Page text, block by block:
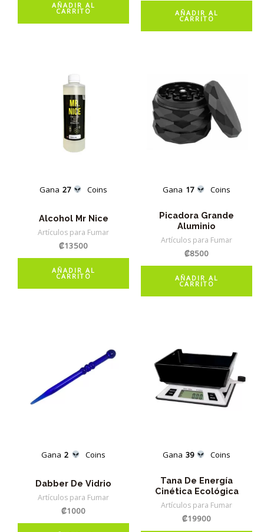
AÑADIR AL
CARRITO AÑADIR AL
CARRITO
Gana 27 Coins
Alcohol Mr Nice
Artículos para Fumar
₡13500
AÑADIR AL
CARRITO
Gana 17 Coins
Picadora Grande
Aluminio
Artículos para Fumar
₡8500
AÑADIR AL
CARRITO
Gana 2 Coins
Dabber De Vidrio
Artículos para Fumar
₡1000
Gana 39 Coins
Tana De Energía
Cinética Ecológica
Artículos para Fumar
₡19900